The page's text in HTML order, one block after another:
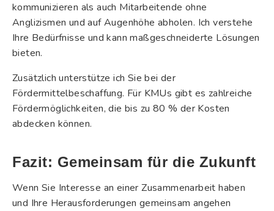
kommunizieren als auch Mitarbeitende ohne
Anglizismen und auf Augenhöhe abholen. Ich verstehe
Ihre Bedürfnisse und kann maßgeschneiderte Lösungen
bieten.
Zusätzlich unterstütze ich Sie bei der
Fördermittelbeschaffung. Für KMUs gibt es zahlreiche
Fördermöglichkeiten, die bis zu 80 % der Kosten
abdecken können.
Fazit: Gemeinsam für die Zukunft
Wenn Sie Interesse an einer Zusammenarbeit haben
und Ihre Herausforderungen gemeinsam angehen